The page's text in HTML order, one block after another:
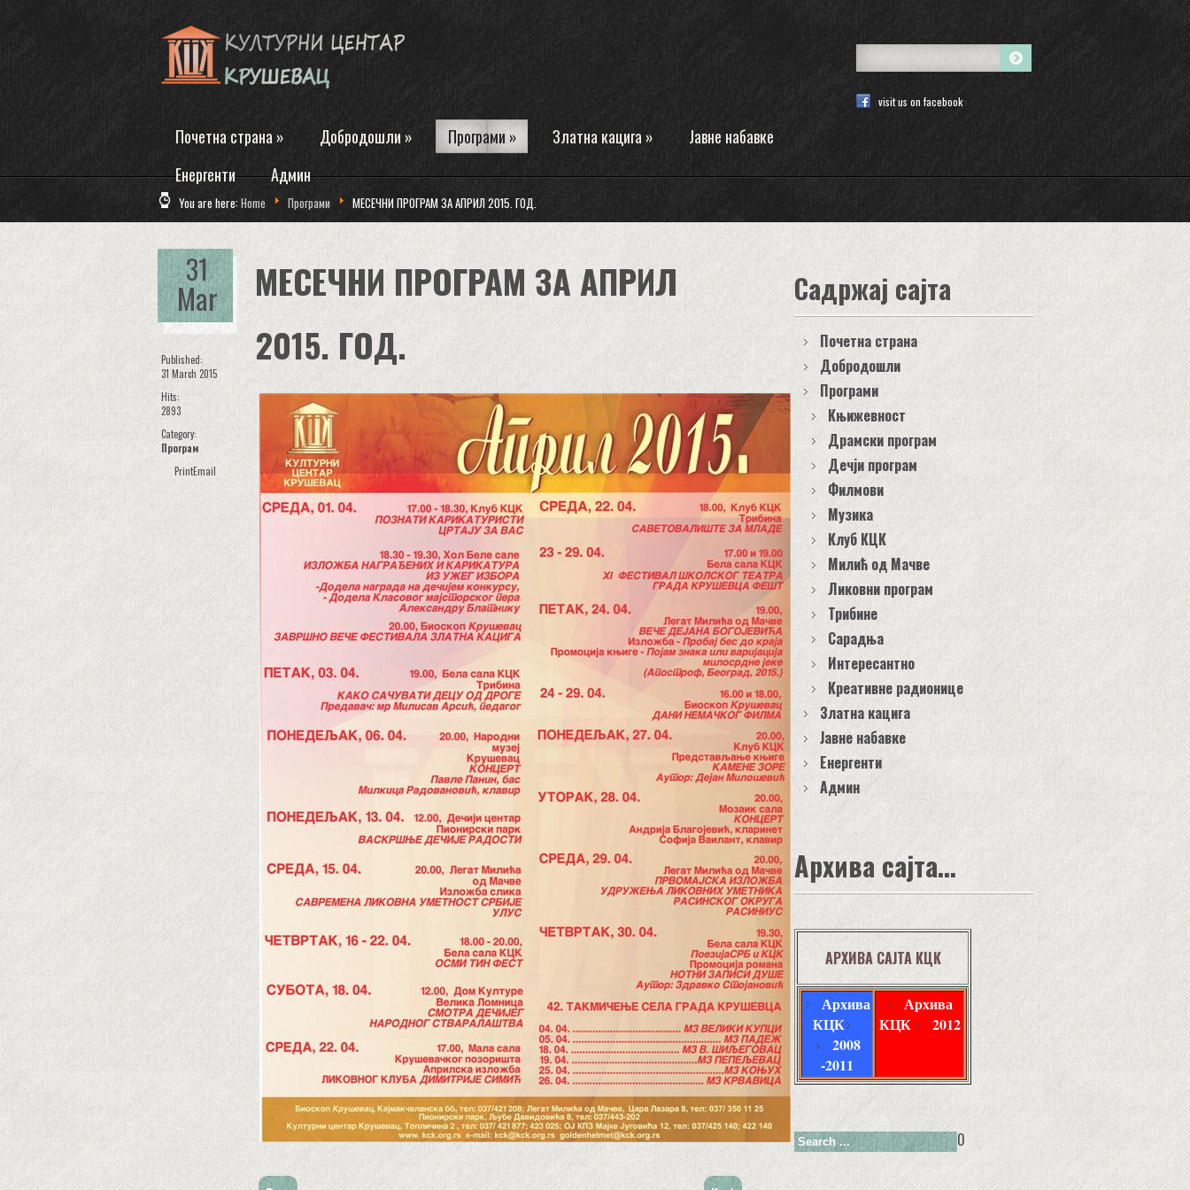
Почетна страна » Добродошли » Програми » Златна кацига »
Јавне набавке
Енергенти
Админ
visit us on facebook
You are here:Home Програми МЕСЕЧНИ ПРОГРАМ ЗА АПРИЛ 2015. ГОД.
31
Mar
Published:
31 March 2015
Hits:
2893
Category:
Програм
PrintEmail
МЕСЕЧНИ ПРОГРАМ ЗА АПРИЛ
2015. ГОД.
Садржај сајта
Почетна страна
Добродошли
Програми
Књижевност
Драмски програм
Дечји програм
Филмови
Музика
Клуб КЦК
Милић од Мачве
Ликовни програм
Трибине
Сарадња
Интересантно
Креативне радионице
Златна кацига
Јавне набавке
Енергенти
Админ
Архива сајта...
АРХИВА САЈТА КЦК
Архива
КЦК
2008
-2011
Архива
КЦК
2012
0